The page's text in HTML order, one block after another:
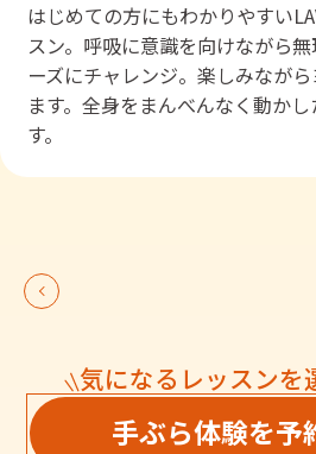
はじめての方にもわかりやすい
スン。呼吸に意識を向けながら
ーズにチャレンジ。楽しみなが
ます。全身をまんべんなく動か
す。
気になるレッスンを
手ぶら体験を予